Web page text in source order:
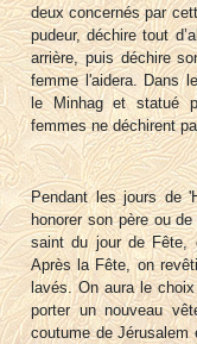
deux concernés par
pudeur, déchire tout
arrière, puis déchire
femme l'aidera. Dans
le Minhag et statué
femmes ne déchirent
Pendant les jours de
honorer son père ou
saint du jour de Fête,
Après la Fête, on
lavés. On aura le
porter un nouveau
coutume de